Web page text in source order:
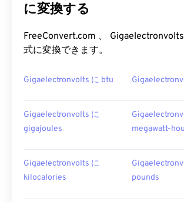
に変換する
FreeConvert.com 、
式に変換できます。
Gigaelectronvolts に btu
Gigaelectronvolts に
gigajoules
megawatt-
Gigaelectronvolts に
kilocalories
pounds